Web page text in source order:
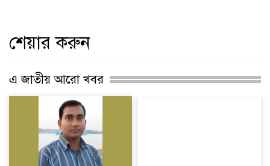
শেয়ার করুন
এ জাতীয় আরো খবর